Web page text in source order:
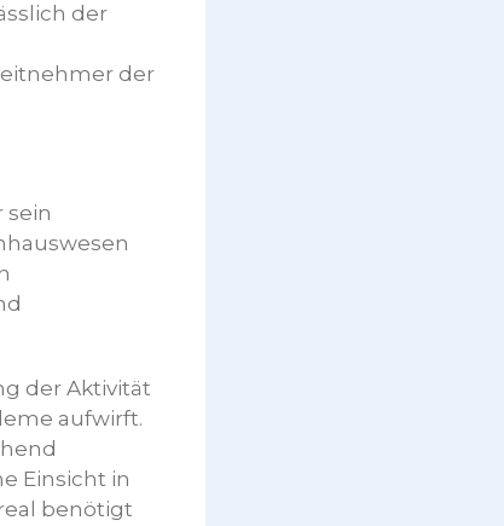
der
der
sein
der Aktivität
aufwirft.
Einsicht in
benötigt